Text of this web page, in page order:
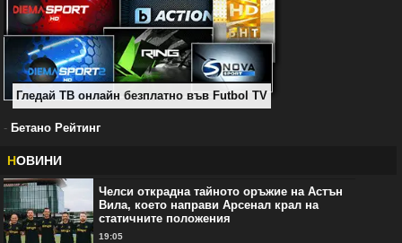
Гледай ТВ онлайн безплатно във Futbol TV
- Бетано Рейтинг
НОВИНИ
Челси открадна тайното оръжие на Астън
Вила, което направи Арсенал крал на
статичните положения
19:05